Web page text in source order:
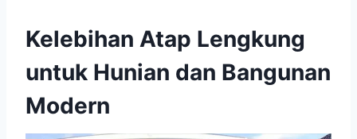
Kelebihan Atap Lengkung
untuk Hunian dan Bangunan
Modern